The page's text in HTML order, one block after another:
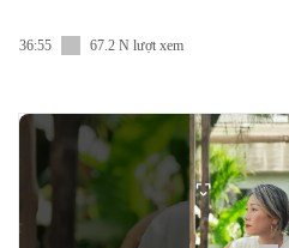
36:55 67.2 N lượt xem